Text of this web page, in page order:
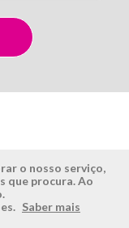
ÁREA RESERVADA
o nosso serviço,
que procura. Ao
Saber mais